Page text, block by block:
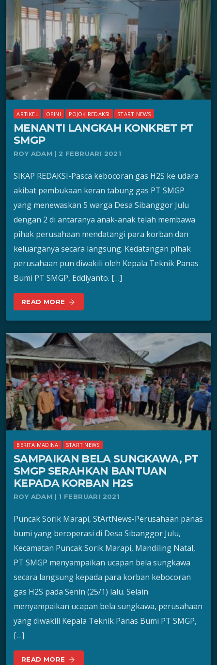
ARTIKEL OPINI POJOK REDAKSI START NEWS
MENANTI LANGKAH KONKRET PT
SMGP
ROY ADAM | 2 FEBRUARI 2021
SIKAP REDAKSI-Pasca kebocoran gas H2S ke udara
akibat pembukaan keran tabung gas PT SMGP
yang menewaskan 5 warga Desa Sibanggor Julu
dengan 2 di antaranya anak-anak telah membawa
pihak perusahaan mendatangi para korban dan
keluarganya secara langsung. Kedatangan pihak
perusahaan pun diwakili oleh Kepala Teknik Panas
Bumi PT SMGP, Eddiyanto. […]
READ MORE arrow_forward
BERITA MADINA START NEWS
SAMPAIKAN BELA SUNGKAWA, PT
SMGP SERAHKAN BANTUAN
KEPADA KORBAN H2S
ROY ADAM | 1 FEBRUARI 2021
Puncak Sorik Marapi, StArtNews-Perusahaan panas
bumi yang beroperasi di Desa Sibanggor Julu,
Kecamatan Puncak Sorik Marapi, Mandiling Natal,
PT SMGP menyampaikan ucapan bela sungkawa
secara langsung kepada para korban kebocoran
gas H2S pada Senin (25/1) lalu. Selain
menyampaikan ucapan bela sungkawa, perusahaan
yang diwakili Kepala Teknik Panas Bumi PT SMGP,
[…]
READ MORE arrow_forward